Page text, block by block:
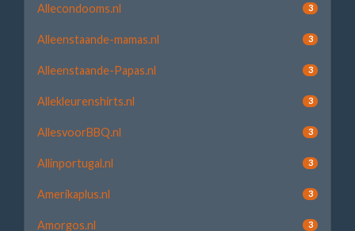
Allecondooms.nl 3
Alleenstaande-mamas.nl 3
Alleenstaande-Papas.nl 3
Allekleurenshirts.nl 3
AllesvoorBBQ.nl 3
Allinportugal.nl 3
Amerikaplus.nl 3
Amorgos.nl 3